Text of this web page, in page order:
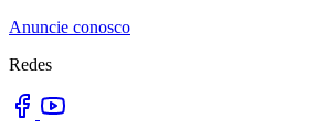
Anuncie conosco
Redes